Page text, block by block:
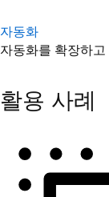
자동화
자동화를 확장하
활용 사례